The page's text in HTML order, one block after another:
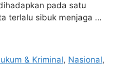
pada satu
terlalu sibuk menjaga …
& Kriminal, Nasional,